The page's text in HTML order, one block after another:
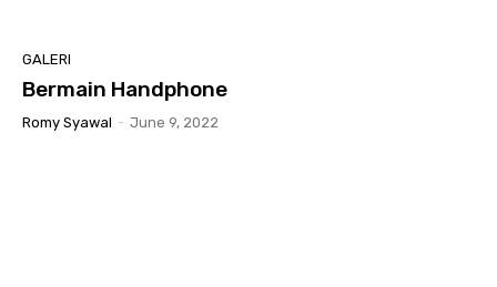
GALERI
Bermain Handphone
Romy Syawal - June 9, 2022